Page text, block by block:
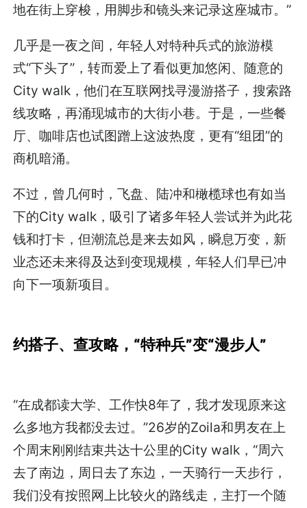
地在街上穿梭，用脚步和镜头来记录这座城市。”
几乎是一夜之间，年轻人对特种兵式的旅游模
式“下头了”，转而爱上了看似更加悠闲、随意的
City walk，他们在互联网找寻漫游搭子，搜索路
线攻略，再涌现城市的大街小巷。于是，一些餐
厅、咖啡店也试图蹭上这波热度，更有“组团”的
商机暗涌。
不过，曾几何时，飞盘、陆冲和橄榄球也有如当
下的City walk，吸引了诸多年轻人尝试并为此花
钱和打卡，但潮流总是来去如风，瞬息万变，新
业态还未来得及达到变现规模，年轻人们早已冲
向下一项新项目。
约搭子、查攻略，“特种兵”变“漫步人”
“在成都读大学、工作快8年了，我才发现原来这
么多地方我都没去过。”26岁的Zoila和男友在上
个周末刚刚结束共达十公里的City walk，“周六
去了南边，周日去了东边，一天骑行一天步行，
我们没有按照网上比较火的路线走，主打一个随